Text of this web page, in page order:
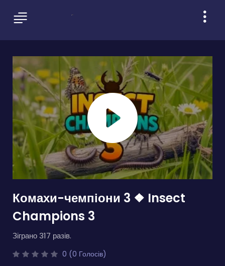
Комахи-чемпіони 3 ❖ Insect
Champions 3
Зіграно 317 разів.
0 (0 Голосів)